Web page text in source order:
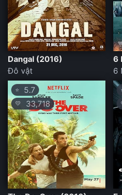
Dangal (2016)
Đô vật
6
6
⭐ 5.7
💛 33,718